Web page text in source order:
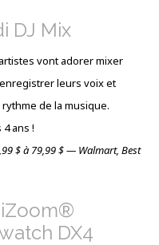
DJ Mix
vont adorer mixer
leurs voix et
de la musique.
ans !
$ à 79,99 $ — Walmart, Best
DX4